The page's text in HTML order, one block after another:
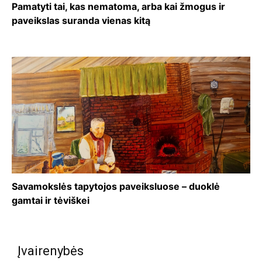
Pamatyti tai, kas nematoma, arba kai žmogus ir
paveikslas suranda vienas kitą
Savamokslės tapytojos paveiksluose – duoklė
gamtai ir tėviškei
Įvairenybės